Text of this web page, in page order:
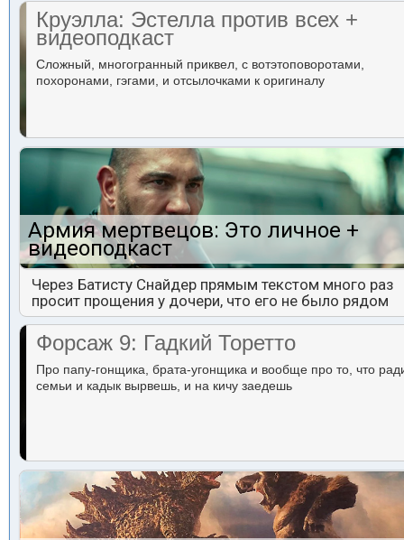
Круэлла: Эстелла против всех +
видеоподкаст
Сложный, многогранный приквел, с вотэтоповоротами,
похоронами, гэгами, и отсылочками к оригиналу
Армия мертвецов: Это личное +
видеоподкаст
Через Батисту Снайдер прямым текстом много раз
просит прощения у дочери, что его не было рядом
Форсаж 9: Гадкий Торетто
Про папу-гонщика, брата-угонщика и вообще про то, что
семьи и кадык вырвешь, и на кичу заедешь